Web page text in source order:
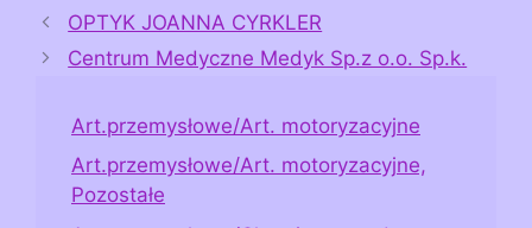
OPTYK JOANNA CYRKLER
Centrum Medyczne Medyk Sp.z o.o. Sp.k.
Art.przemysłowe/Art. motoryzacyjne
Art.przemysłowe/Art. motoryzacyjne,
Pozostałe